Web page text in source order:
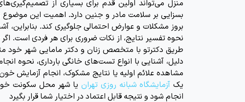
منزل می‌تواند اولین قدم برای بسیاری از
بسزایی بر سلامت مادر و جنین دارد. اهمیت این موضوع
بروز مشکلات و عوارض احتمالی جلوگیری کند.
نحوه تفسیر نتایج، از نکات ضروری برای هر فردی است. اگر
طریق دکترتو با متخصص زنان و دکتر مامایی شهر خود
دلیل، آشنایی با انواع تست‌های خانگی بارداری، نحوه
مشاهده علائم اولیه یا نتایج مشکوک، انجام آزمایش خون
یک آزمایشگاه شبانه روزی تهران یا شهر محل سکونت
انجام شود و نتیجه قابل اعتماد در اختیار شما قرار بگیرد